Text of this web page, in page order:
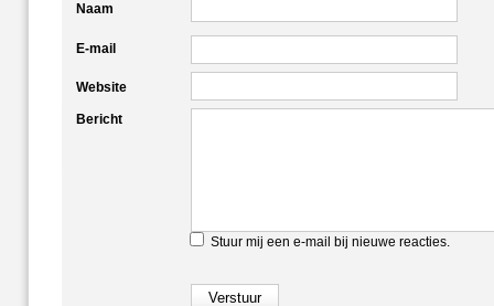
Naam
E-mail
Website
Bericht
Stuur mij een e-mail bij nieuwe reacties.